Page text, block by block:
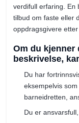
verdifull erfaring. En
tilbud om faste eller
oppdragsgivere
Om du kjenner
beskrivelse,
Du har
eksempelvis
barneidretten,
Du er